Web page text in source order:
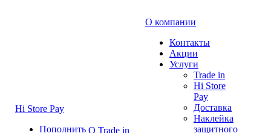
Hi Store Pay
Пополнить О Trade in
О компании
Контакты
Акции
Услуги
Trade in
Hi Store
Pay
Доставка
Наклейка
защитного